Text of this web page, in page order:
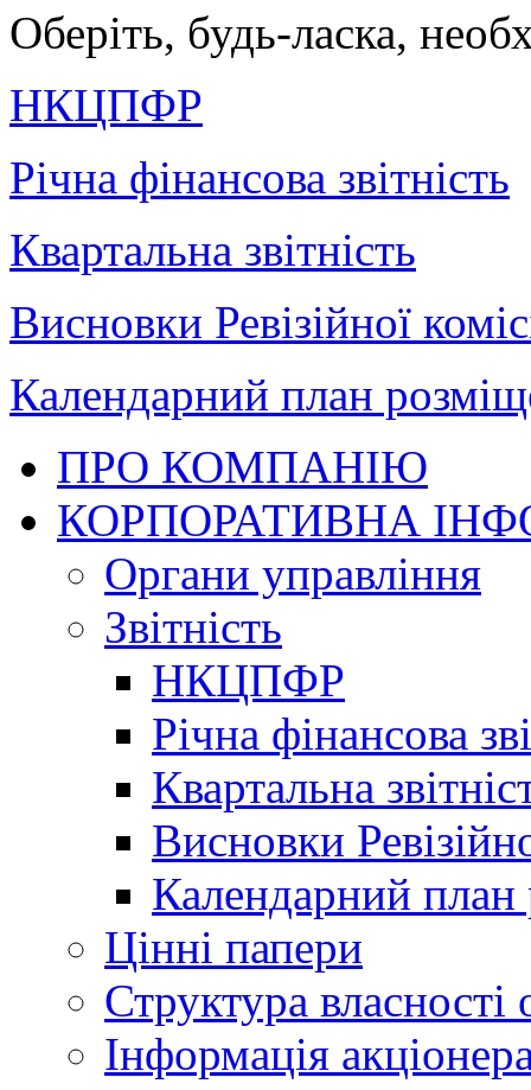
Оберіть, будь-ласка,
НКЦПФР
Річна фінансова звітність
Квартальна звітність
Висновки Ревізійної
Календарний план
ПРО КОМПАНІЮ
КОРПОРАТИВНА
Органи управління
Звітність
НКЦПФР
Річна фінансова
Квартальна
Висновки
Календарний план
Цінні папери
Структура власності
Інформація